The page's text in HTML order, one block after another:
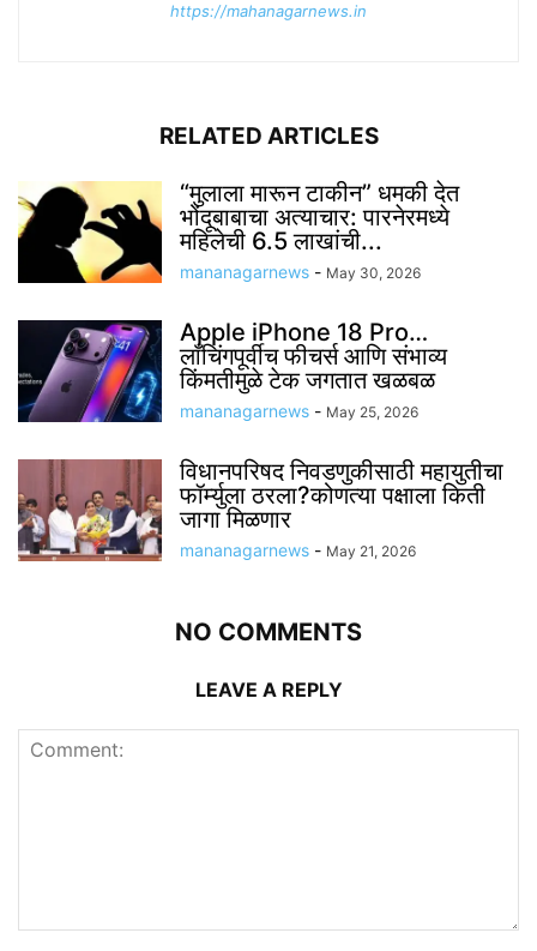
https://mahanagarnews.in
RELATED ARTICLES
“मुलाला मारून टाकीन” धमकी देत
भोंदूबाबाचा अत्याचार: पारनेरमध्ये
महिलेची 6.5 लाखांची...
mananagarnews - May 30, 2026
Apple iPhone 18 Pro…
लाँचिंगपूर्वीच फीचर्स आणि संभाव्य
किंमतीमुळे टेक जगतात खळबळ
mananagarnews - May 25, 2026
विधानपरिषद निवडणुकीसाठी महायुतीचा
फॉर्म्युला ठरला?कोणत्या पक्षाला किती
जागा मिळणार
mananagarnews - May 21, 2026
NO COMMENTS
LEAVE A REPLY